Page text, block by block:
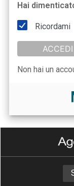
Hai
Ricordami
Non hai un